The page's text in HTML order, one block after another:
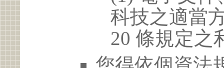
科技之適當
20 條規定之